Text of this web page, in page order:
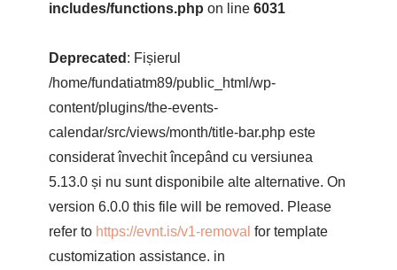
includes/functions.php on line 6031
Deprecated : Fișierul
/home/fundatiatm89/public_html/wp-
content/plugins/the-events-
calendar/src/views/month/title-bar.php este
considerat învechit începând cu versiunea
5.13.0 și nu sunt disponibile alte alternative. On
version 6.0.0 this file will be removed. Please
refer to https://evnt.is/v1-removal for template
customization assistance. in